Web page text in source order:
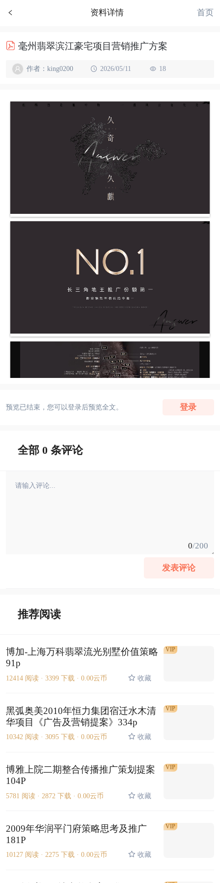
资料详情 首页
毫州翡翠滨江豪宅项目营销推广方案
作者：king0200 2026/05/11 18
预览已结束，您可以登录后预览全文。 登录
全部 0 条评论
0/200
发表评论
推荐阅读
博加-上海万科翡翠流光别墅价值策略
91p
12414 阅读 · 3399 下载 · 0.00云币 收藏
VIP
黑弧奥美2010年恒力集团宿迁水木清
华项目《广告及营销提案》334p
10342 阅读 · 3095 下载 · 0.00云币 收藏
VIP
博雅上院二期整合传播推广策划提案
104P
5781 阅读 · 2872 下载 · 0.00云币 收藏
VIP
2009年华润平门府策略思考及推广
181P
10127 阅读 · 2275 下载 · 0.00云币 收藏
VIP